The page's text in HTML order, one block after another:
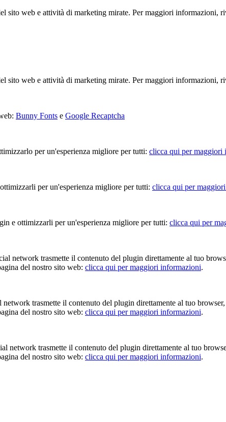
web e attività di marketing mirate. Per maggiori informazioni,
web e attività di marketing mirate. Per maggiori informazioni,
Bunny Fonts e Google Recaptcha
per un'esperienza migliore per tutti: clicca qui per maggiori
per un'esperienza migliore per tutti: clicca qui per
e ottimizzarli per un'esperienza migliore per tutti: clicca qui per
network trasmette il contenuto del plugin direttamente al tuo
del nostro sito web: clicca qui per maggiori informazioni.
trasmette il contenuto del plugin direttamente al tuo
del nostro sito web: clicca qui per maggiori informazioni.
trasmette il contenuto del plugin direttamente al tuo
del nostro sito web: clicca qui per maggiori informazioni.